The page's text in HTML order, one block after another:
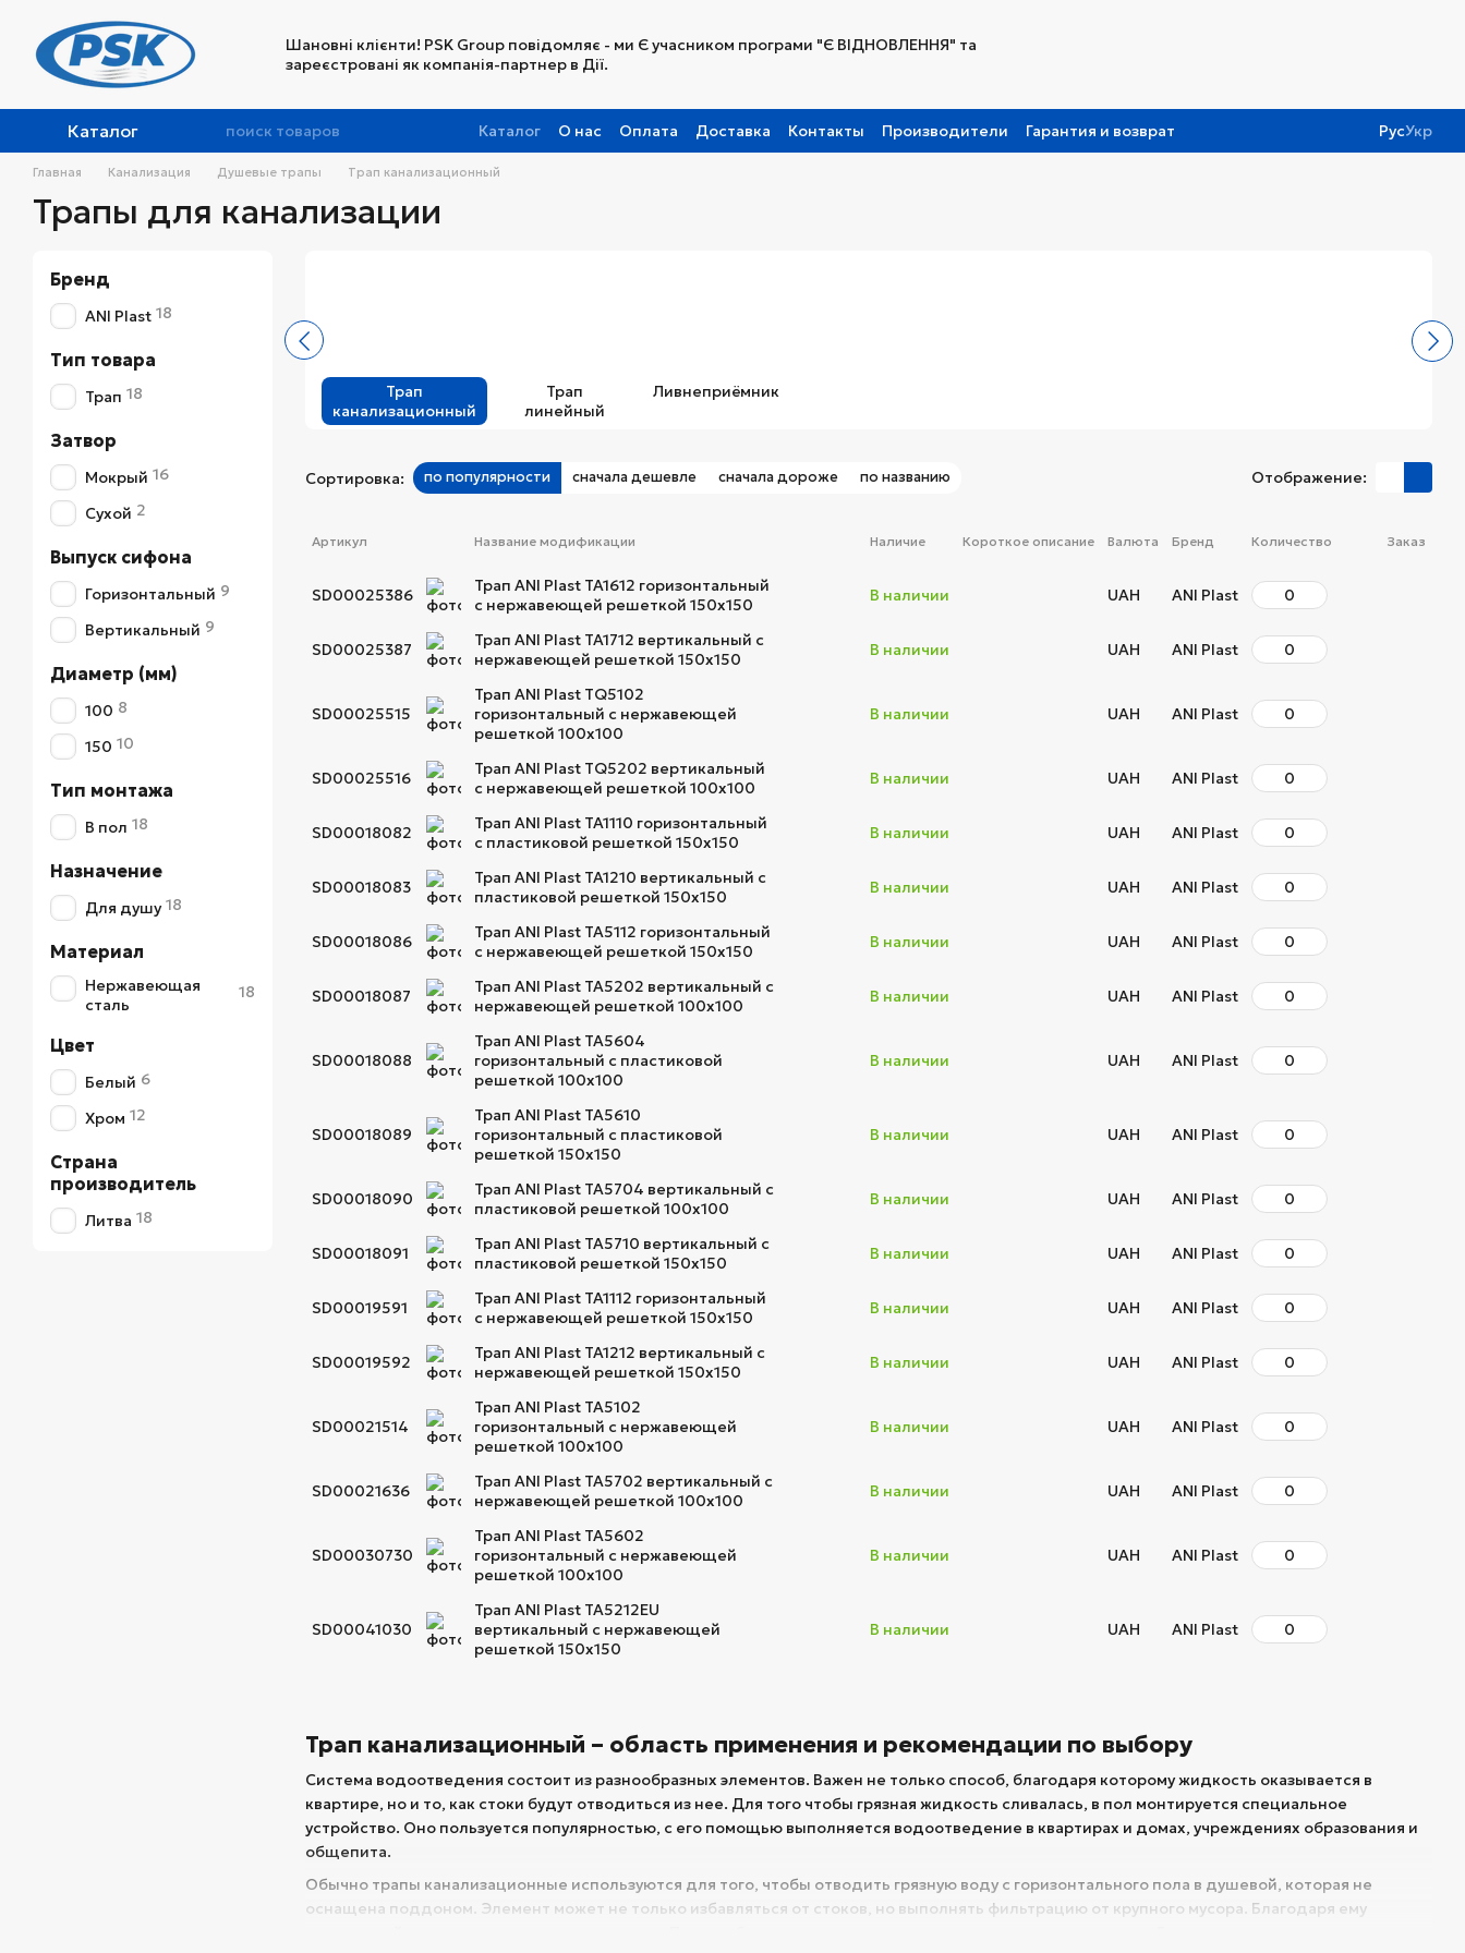
Шановні клієнти! PSK Group повідомляє - ми Є учасником програми "Є ВІДНОВЛЕННЯ" та
зареєстровані як компанія-партнер в Дії.
Каталог Каталог О нас Оплата Доставка Контакты Производители
Гарантия и возврат
Партнерская программа
РусУкр
Главная Канализация Душевые трапы Трап канализационный
Трапы для канализации
Трап
канализационный
Трап
линейный
Ливнеприёмник
Сортировка: по популярности сначала дешевле сначала дороже по названию Отображение:
Трап канализационный – область применения и рекомендации по выбору
Система водоотведения состоит из разнообразных элементов. Важен не только способ, благодаря которому жидкость оказывается в
квартире, но и то, как стоки будут отводиться из нее. Для того чтобы грязная жидкость сливалась, в пол монтируется специальное
устройство. Оно пользуется популярностью, с его помощью выполняется водоотведение в квартирах и домах, учреждениях образования и
общепита.
Обычно трапы канализационные используются для того, чтобы отводить грязную воду с горизонтального пола в душевой, которая не
оснащена поддоном. Элемент может не только избавляться от стоков, но выполнять фильтрацию от крупного мусора. Благодаря ему
Артикул Название модификации Наличие Короткое описание Валюта Бренд Количество Заказ
SD00025386
Трап ANI Plast TA1612 горизонтальный
с нержавеющей решеткой 150x150
В наличии UAH ANI Plast
SD00025387
Трап ANI Plast TA1712 вертикальный с
нержавеющей решеткой 150х150
В наличии UAH ANI Plast
SD00025515
Трап ANI Plast TQ5102
горизонтальный с нержавеющей
решеткой 100x100
В наличии UAH ANI Plast
SD00025516
Трап ANI Plast TQ5202 вертикальный
с нержавеющей решеткой 100х100
В наличии UAH ANI Plast
SD00018082
Трап ANI Plast TA1110 горизонтальный
с пластиковой решеткой 150х150
В наличии UAH ANI Plast
SD00018083
Трап ANI Plast TA1210 вертикальный с
пластиковой решеткой 150х150
В наличии UAH ANI Plast
SD00018086
Трап ANI Plast TA5112 горизонтальный
с нержавеющей решеткой 150х150
В наличии UAH ANI Plast
SD00018087
Трап ANI Plast TA5202 вертикальный с
нержавеющей решеткой 100х100
В наличии UAH ANI Plast
SD00018088
Трап ANI Plast TA5604
горизонтальный с пластиковой
решеткой 100х100
В наличии UAH ANI Plast
SD00018089
Трап ANI Plast TA5610
горизонтальный с пластиковой
решеткой 150х150
В наличии UAH ANI Plast
SD00018090
Трап ANI Plast TA5704 вертикальный с
пластиковой решеткой 100х100
В наличии UAH ANI Plast
SD00018091
Трап ANI Plast TA5710 вертикальный с
пластиковой решеткой 150х150
В наличии UAH ANI Plast
SD00019591
Трап ANI Plast TA1112 горизонтальный
с нержавеющей решеткой 150х150
В наличии UAH ANI Plast
SD00019592
Трап ANI Plast TA1212 вертикальный с
нержавеющей решеткой 150х150
В наличии UAH ANI Plast
SD00021514
Трап ANI Plast TA5102
горизонтальный с нержавеющей
решеткой 100x100
В наличии UAH ANI Plast
SD00021636
Трап ANI Plast TA5702 вертикальный с
нержавеющей решеткой 100х100
В наличии UAH ANI Plast
SD00030730
Трап ANI Plast TA5602
горизонтальный с нержавеющей
решеткой 100x100
В наличии UAH ANI Plast
SD00041030
Трап ANI Plast TA5212EU
вертикальный с нержавеющей
решеткой 150х150
В наличии UAH ANI Plast
Бренд
ANI Plast 18
Тип товара
Трап 18
Затвор
Мокрый 16
Сухой 2
Выпуск сифона
Горизонтальный 9
Вертикальный 9
Диаметр (мм)
100 8
150 10
Тип монтажа
В пол 18
Назначение
Для душу 18
Материал
Нержавеющая
сталь
18
Цвет
Белый 6
Хром 12
Страна
производитель
Литва 18